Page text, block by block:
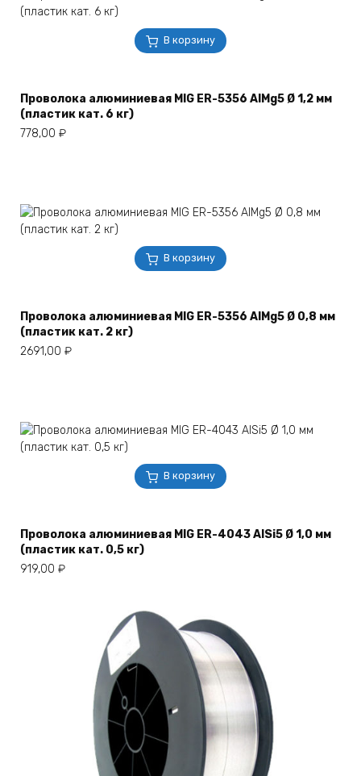
В корзину
Проволока алюминиевая MIG ER-5356 AlMg5 Ø 1,2 мм
(пластик кат. 6 кг)
778,00 ₽
В корзину
Проволока алюминиевая MIG ER-5356 AlMg5 Ø 0,8 мм
(пластик кат. 2 кг)
2691,00 ₽
В корзину
Проволока алюминиевая MIG ER-4043 AlSi5 Ø 1,0 мм
(пластик кат. 0,5 кг)
919,00 ₽